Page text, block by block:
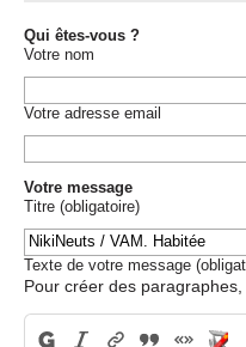
Qui êtes-vous ?
Votre nom
Votre adresse email
Votre message
Titre (obligatoire)
Texte de votre message
Pour créer des paragraphes,